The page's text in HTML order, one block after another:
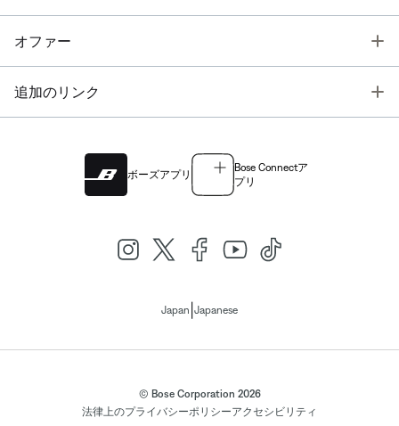
オファー
追加のリンク
ボーズアプリ
Bose Connectア
プリ
Japan Japanese
© Bose Corporation 2026
法律上のプライバシーポリシーアクセシビリティ